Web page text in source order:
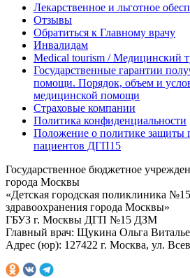
Лекарственное и льготное
Отзывы
Обратиться к Главному врачу
Инвалидам
Medical tourism / Медицинский
Государственные гарантии
помощи. Порядок, объем и
медицинской помощи
Страховые компании
Политика конфиденциальности
Положение о политике защиты
пациентов ДГП15
Государственное бюджетное
города Москвы
«Детская городская поликлиника
здравоохранения города Москвы»
ГБУЗ г. Москвы ДГП №15 ДЗМ
Главный врач: Щукина Ольга
Адрес (юр): 127422 г. Москва, ул.